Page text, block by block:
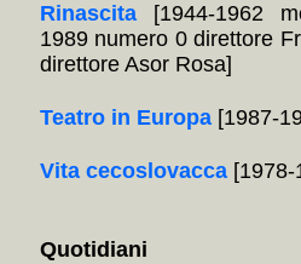
Rinascita [1944-1962
1989 numero 0 direttore
direttore Asor Rosa]
Teatro in Europa [1987-
Vita cecoslovacca [1978-
Quotidiani